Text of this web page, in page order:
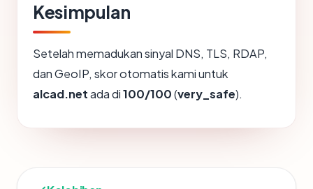
Kesimpulan
Setelah memadukan sinyal DNS, TLS, RDAP,
dan GeoIP, skor otomatis kami untuk
alcad.netada di100/100(very_safe).